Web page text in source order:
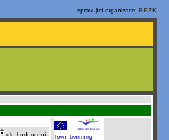
spravující organizace: BEZK
dle hodnocení